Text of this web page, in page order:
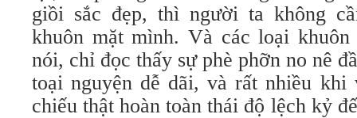
giồi sắc đẹp, thì người ta không
khuôn mặt mình. Và các loại
nói, chỉ đọc thấy sự phè phỡn no nê
toại nguyện dễ dãi, và rất nhiều
chiếu thật hoàn toàn thái độ lệch kỷ